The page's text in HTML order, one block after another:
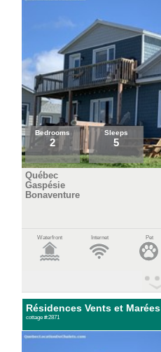
Bedrooms
2
Sleeps
5
Québec
Gaspésie
Bonaventure
Waterfront Internet Pet
Résidences Vents et Marées
cottage #:2871